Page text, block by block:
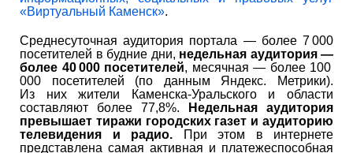
«Виртуальный Каменск».
Среднесуточная аудитория портала — более 7 000
посетителей в будние дни, недельная аудитория —
более 40 000 посетителей, месячная — более 100
000 посетителей (по данным Яндекс. Метрики).
Из них жители Каменска-Уральского и области
составляют более 77,8%.
Недельная аудитория
превышает тиражи городских газет и аудиторию
телевидения и радио. При этом в интернете
представлена самая активная и платежеспособная